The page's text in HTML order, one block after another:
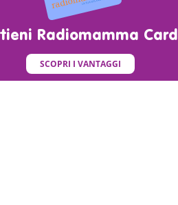
Radiomamma Card
SCOPRI I VANTAGGI